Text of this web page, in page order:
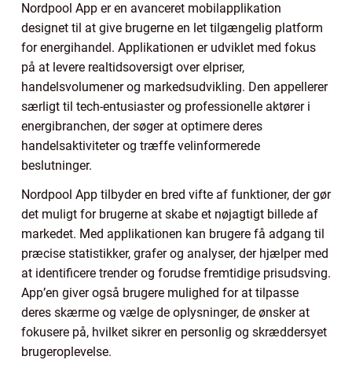
Nordpool App er en avanceret mobilapplikation
designet til at give brugerne en let tilgængelig platform
for energihandel. Applikationen er udviklet med fokus
på at levere realtidsoversigt over elpriser,
handelsvolumener og markedsudvikling. Den appellerer
særligt til tech-entusiaster og professionelle aktører i
energibranchen, der søger at optimere deres
handelsaktiviteter og træffe velinformerede
beslutninger.
Nordpool App tilbyder en bred vifte af funktioner, der gør
det muligt for brugerne at skabe et nøjagtigt billede af
markedet. Med applikationen kan brugere få adgang til
præcise statistikker, grafer og analyser, der hjælper med
at identificere trender og forudse fremtidige prisudsving.
App’en giver også brugere mulighed for at tilpasse
deres skærme og vælge de oplysninger, de ønsker at
fokusere på, hvilket sikrer en personlig og skræddersyet
brugeroplevelse.